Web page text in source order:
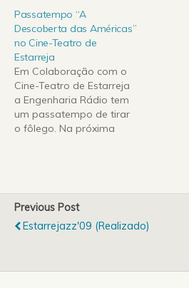
Passatempo “A
Descoberta das Américas”
no Cine-Teatro de
Estarreja
Em Colaboração com o
Cine-Teatro de Estarreja
a Engenharia Rádio tem
um passatempo de tirar
o fôlego. Na próxima
Américas" na extensão
da abertura do Fitei –
Festival Internacional de
Previous Post
Estarrejazz'09 (Realizado)